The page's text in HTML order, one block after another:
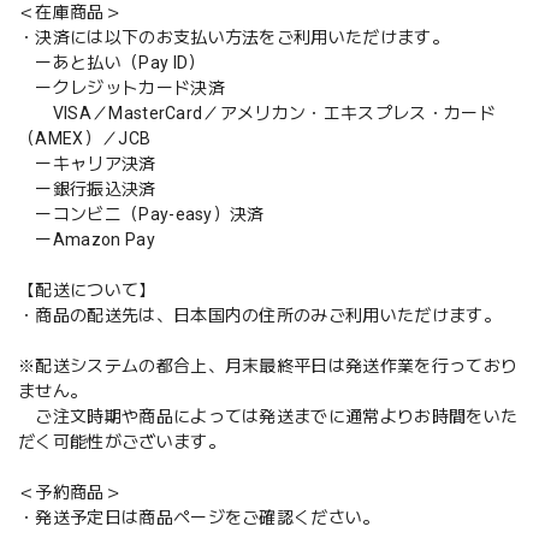
＜在庫商品＞
・決済には以下のお支払い方法をご利用いただけます。
ーあと払い（Pay ID）
ークレジットカード決済
VISA／MasterCard／アメリカン・エキスプレス・カード
（AMEX）／JCB
ーキャリア決済
ー銀行振込決済
ーコンビニ（Pay-easy）決済
ーAmazon Pay
【配送について】
・商品の配送先は、日本国内の住所のみご利用いただけます。
※配送システムの都合上、月末最終平日は発送作業を行っており
ません。
ご注文時期や商品によっては発送までに通常よりお時間をいた
だく可能性がございます。
＜予約商品＞
・発送予定日は商品ページをご確認ください。